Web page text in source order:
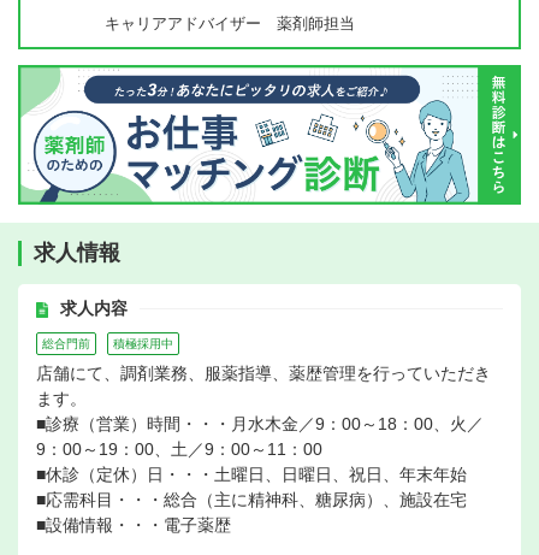
キャリアアドバイザー 薬剤師担当
求人情報
求人内容
総合門前 積極採用中
店舗にて、調剤業務、服薬指導、薬歴管理を行っていただき
ます。
■診療（営業）時間・・・月水木金／9：00～18：00、火／
9：00～19：00、土／9：00～11：00
■休診（定休）日・・・土曜日、日曜日、祝日、年末年始
■応需科目・・・総合（主に精神科、糖尿病）、施設在宅
■設備情報・・・電子薬歴